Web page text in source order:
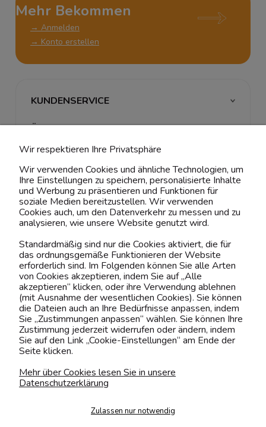
Mehr Bekommen
→ Anmelden
→ Konto erstellen
Kontaktiere uns!
0151 12200811
shop@yourhouse24.eu
Mo. - Fr. 07:00-15:00
KUNDENSERVICE
ÜBER UNS & RECHTLICHES
MEIN ACCOUNT
BELIEBTE KATEGORIEN
Wir respektieren Ihre Privatsphäre
Wir verwenden Cookies und ähnliche Technologien, um
Ihre Einstellungen zu speichern, personalisierte Inhalte
und Werbung zu präsentieren und Funktionen für
soziale Medien bereitzustellen. Wir verwenden
Cookies auch, um den Datenverkehr zu messen und zu
analysieren, wie unsere Website genutzt wird.
Standardmäßig sind nur die Cookies aktiviert, die für
das ordnungsgemäße Funktionieren der Website
erforderlich sind. Im Folgenden können Sie alle Arten
von Cookies akzeptieren, indem Sie auf „Alle
akzeptieren“ klicken, oder ihre Verwendung ablehnen
(mit Ausnahme der wesentlichen Cookies). Sie können
die Dateien auch an Ihre Bedürfnisse anpassen, indem
Sie „Zustimmungen anpassen“ wählen. Sie können Ihre
Zustimmung jederzeit widerrufen oder ändern, indem
Sie auf den Link „Cookie-Einstellungen“ am Ende der
Seite klicken.
Mehr über Cookies lesen Sie in unsere
Datenschutzerklärung
Zulassen nur notwendig